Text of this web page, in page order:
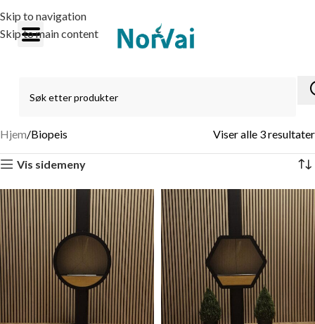
Skip to navigation
Skip to main content
Hjem Biopeis Viser alle 3 resultater
Vis sidemeny